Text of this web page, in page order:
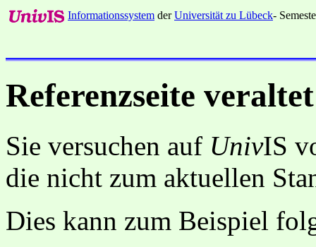
Informationssystem derUniversität zu Lübeck-
Referenzseite veraltet
Sie versuchen auf UnivIS
die nicht zum aktuellen
Dies kann zum Beispiel